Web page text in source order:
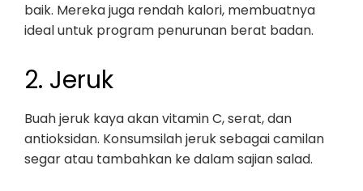
baik. Mereka juga rendah kalori, membuatnya
ideal untuk program penurunan berat badan.
2. Jeruk
Buah jeruk kaya akan vitamin C, serat, dan
antioksidan. Konsumsilah jeruk sebagai camilan
segar atau tambahkan ke dalam sajian salad.